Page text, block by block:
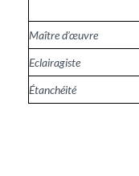
Maître d’œuvre
Eclairagiste
Étanchéité